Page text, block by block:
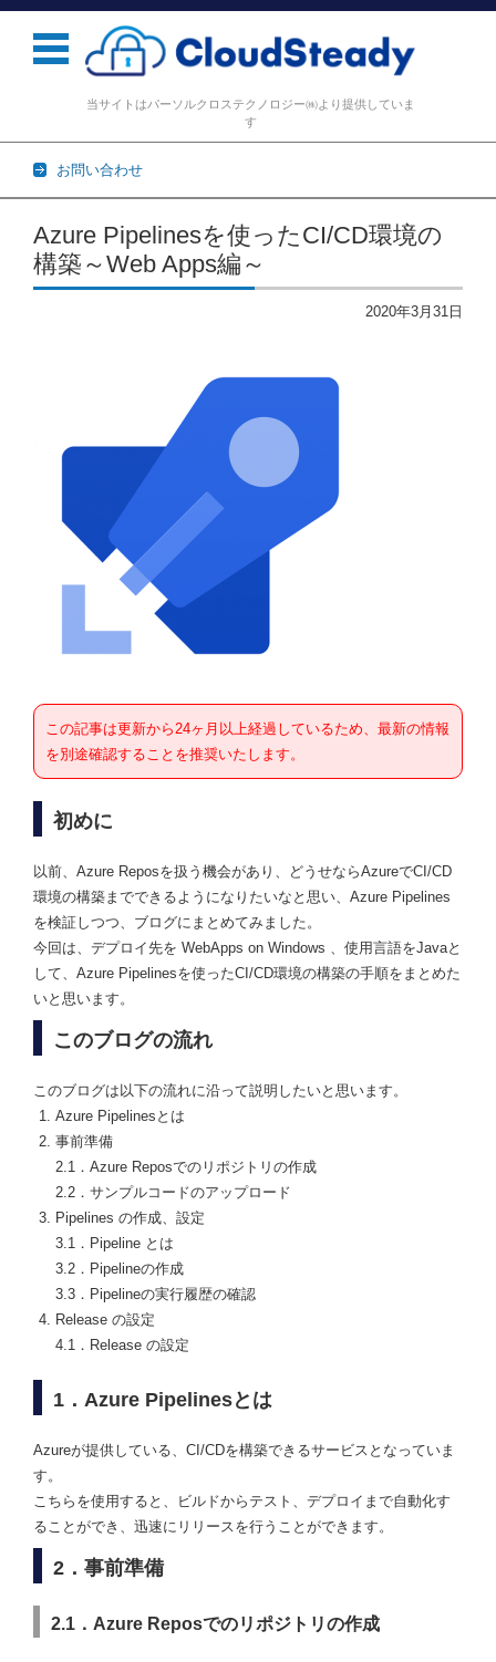
当サイトはパーソルクロステクノロジー㈱より提供していま
す
お問い合わせ
コンテンツに移動
Azure Pipelinesを使ったCI/CD環境の
構築～Web Apps編～
2020年3月31日
この記事は更新から24ヶ月以上経過しているため、最新の情報
を別途確認することを推奨いたします。
初めに
以前、Azure Reposを扱う機会があり、どうせならAzureでCI/CD
環境の構築までできるようになりたいなと思い、Azure Pipelines
を検証しつつ、ブログにまとめてみました。
今回は、デプロイ先を WebApps on Windows 、使用言語をJavaと
して、Azure Pipelinesを使ったCI/CD環境の構築の手順をまとめた
いと思います。
このブログの流れ
このブログは以下の流れに沿って説明したいと思います。
Azure Pipelinesとは
事前準備
2.1．Azure Reposでのリポジトリの作成
2.2．サンプルコードのアップロード
Pipelines の作成、設定
3.1．Pipeline とは
3.2．Pipelineの作成
3.3．Pipelineの実行履歴の確認
Release の設定
4.1．Release の設定
1．Azure Pipelinesとは
Azureが提供している、CI/CDを構築できるサービスとなっていま
す。
こちらを使用すると、ビルドからテスト、デプロイまで自動化す
ることができ、迅速にリリースを行うことができます。
2．事前準備
2.1．Azure Reposでのリポジトリの作成